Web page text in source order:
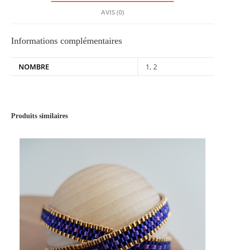
AVIS (0)
Informations complémentaires
NOMBRE 1, 2
Produits similaires